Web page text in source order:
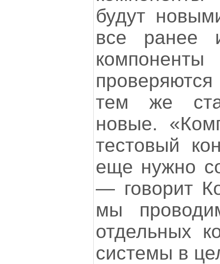
будут
все ранее
тем же
новые.
тестовый
еще нужно
— говорит
мы
отдельных
системы в